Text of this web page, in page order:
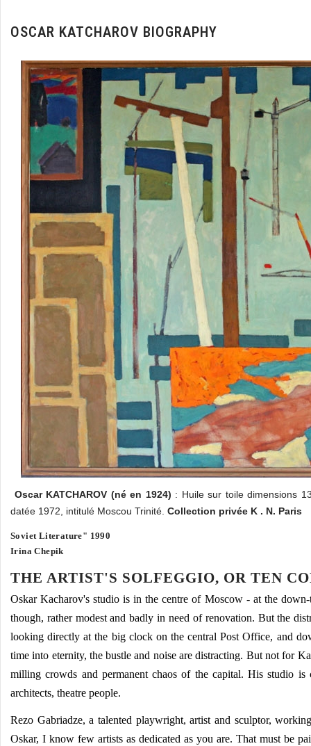
OSCAR KATCHAROV BIOGRAPHY
Oscar KATCHAROV (né en 1924) : Huile sur toile dimensions
datée 1972, intitulé Moscou Trinité. Collection privée K . N. Paris
Soviet Literature" 1990
Irina Chepik
THE ARTIST'S SOLFEGGIO, OR TEN
Oskar Kacharov's studio is in the centre of Moscow - at the
though, rather modest and badly in need of renovation. But the
looking directly at the big clock on the central Post Office, and
time into eternity, the bustle and noise are distracting. But not for
milling crowds and permanent chaos of the capital. His studio
architects, theatre people.
Rezo Gabriadze, a talented playwright, artist and sculptor,
Oskar, I know few artists as dedicated as you are. That must be